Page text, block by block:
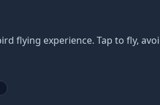
flying experience. Tap to fly,